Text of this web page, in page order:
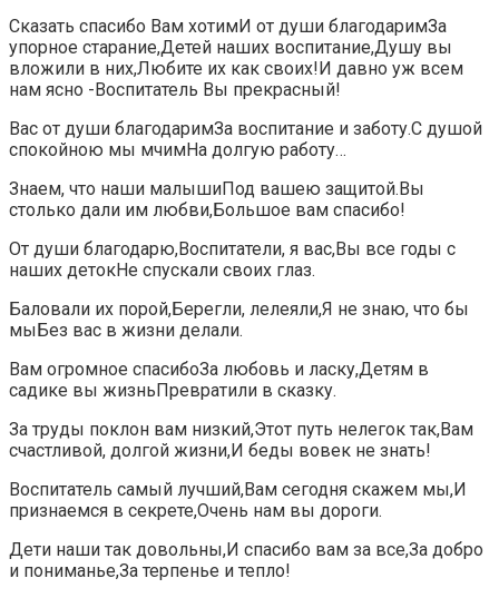
Сказать спасибо Вам хотимИ от души благодаримЗа
упорное старание,Детей наших воспитание,Душу вы
вложили в них,Любите их как своих!И давно уж всем
нам ясно -Воспитатель Вы прекрасный!
Вас от души благодаримЗа воспитание и заботу.С душой
спокойною мы мчимНа долгую работу…
Знаем, что наши малышиПод вашею защитой.Вы
столько дали им любви,Большое вам спасибо!
От души благодарю,Воспитатели, я вас,Вы все годы с
наших детокНе спускали своих глаз.
Баловали их порой,Берегли, лелеяли,Я не знаю, что бы
мыБез вас в жизни делали.
Вам огромное спасибоЗа любовь и ласку,Детям в
садике вы жизньПревратили в сказку.
За труды поклон вам низкий,Этот путь нелегок так,Вам
счастливой, долгой жизни,И беды вовек не знать!
Воспитатель самый лучший,Вам сегодня скажем мы,И
признаемся в секрете,Очень нам вы дороги.
Дети наши так довольны,И спасибо вам за все,За добро
и пониманье,За терпенье и тепло!